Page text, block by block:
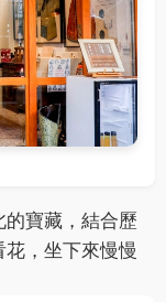
寶藏，結合歷
，坐下來慢慢